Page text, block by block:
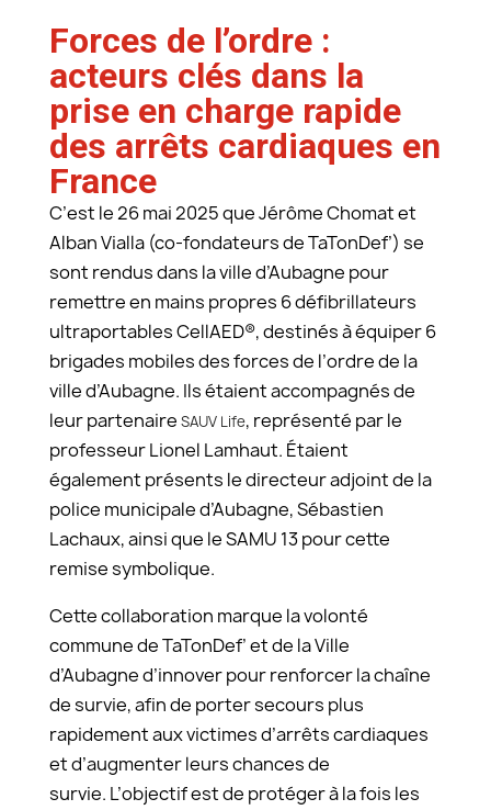
Forces de l’ordre :
acteurs clés dans la
prise en charge rapide
des arrêts cardiaques en
France
C’est le 26 mai 2025 que Jérôme Chomat et
Alban Vialla (co-fondateurs de TaTonDef’) se
sont rendus dans la ville d’Aubagne pour
remettre en mains propres 6 défibrillateurs
ultraportables CellAED®, destinés à équiper 6
brigades mobiles des forces de l’ordre de la
ville d’Aubagne. Ils étaient accompagnés de
leur partenaire SAUV Life, représenté par le
professeur Lionel Lamhaut. Étaient
également présents le directeur adjoint de la
police municipale d’Aubagne, Sébastien
Lachaux, ainsi que le SAMU 13 pour cette
remise symbolique.
Cette collaboration marque la volonté
commune de TaTonDef’ et de la Ville
d’Aubagne d’innover pour renforcer la chaîne
de survie, afin de porter secours plus
rapidement aux victimes d’arrêts cardiaques
et d’augmenter leurs chances de
survie. L’objectif est de protéger à la fois les